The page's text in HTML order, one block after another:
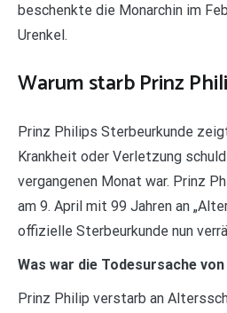
beschenkte die Monarchin im
Urenkel.
Warum starb Prinz
Prinz Philips Sterbeurkunde
Krankheit oder Verletzung
vergangenen Monat war. Prinz
am 9. April mit 99 Jahren an
offizielle Sterbeurkunde nun
Was war die Todesursache
Prinz Philip verstarb an